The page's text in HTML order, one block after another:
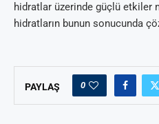
hidratlar üzerinde güçlü etkiler
hidratların bunun sonucunda
PAYLAŞ 0